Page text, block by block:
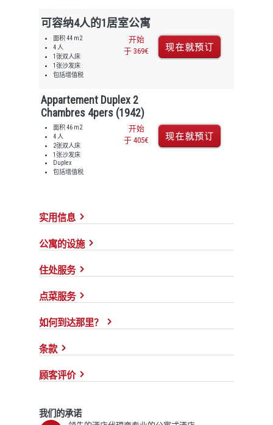
可容纳4人的1居室公寓
面积 44 m2
4 人
1张双人床
1张沙发床
包括增值税
开始
于 369€
Appartement Duplex 2
Chambres 4pers (1942)
面积 46 m2
4 人
2张双人床
1张沙发床
Duplex
包括增值税
开始
于 405€
实用信息
公寓的设施
住处服务
点菜服务
如何到达那里？
条款
顾客评价
我们的承诺